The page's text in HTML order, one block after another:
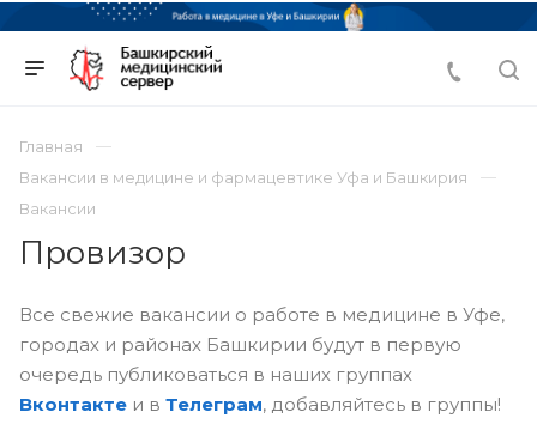
Главная
Вакансии в медицине и фармацевтике Уфа и Башкирия
Вакансии
Провизор
Все свежие вакансии о работе в медицине в Уфе,
городах и районах Башкирии будут в первую
очередь публиковаться в наших группах
Вконтакте и в Телеграм, добавляйтесь в группы!